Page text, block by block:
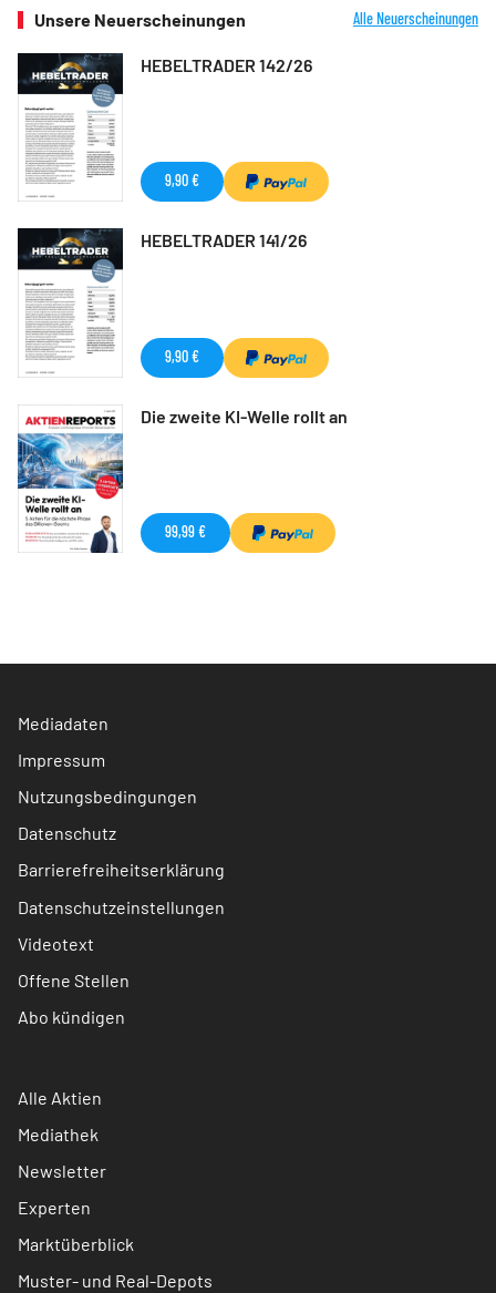
Unsere Neuerscheinungen Alle Neuerscheinungen
HEBELTRADER 142/26
9,90 €
HEBELTRADER 141/26
9,90 €
Die zweite KI-Welle rollt an
99,99 €
Mediadaten
Impressum
Nutzungsbedingungen
Datenschutz
Barrierefreiheitserklärung
Datenschutzeinstellungen
Videotext
Offene Stellen
Abo kündigen
Alle Aktien
Mediathek
Newsletter
Experten
Marktüberblick
Muster- und Real-Depots